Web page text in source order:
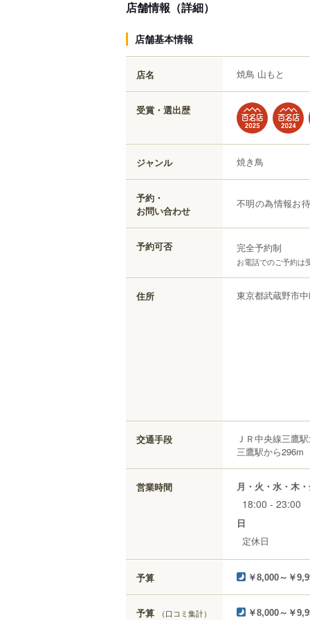
店舗情報（詳細）
店舗基本情報
店名 焼鳥 山もと
受賞・選出歴
ジャンル 焼き鳥
予約・
お問い合わせ
不明の為情報お
予約可否 完全予約制
お電話でのご予約は
住所 東京都武蔵野市
交通手段
ＪＲ中央線三鷹
三鷹駅から296m
営業時間 月・火・水・木
18:00 - 23:00
日
定休日
予算 ￥8,000～￥
予算 （口コミ集計） ￥8,000～￥